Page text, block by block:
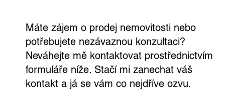
Máte zájem o prodej nemovitosti nebo
potřebujete nezávaznou konzultaci?
Neváhejte mě kontaktovat prostřednictvím